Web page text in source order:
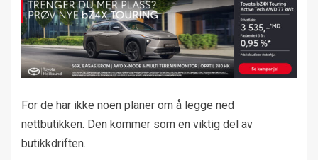
For de har ikke noen planer om å legge ned
nettbutikken. Den kommer som en viktig del av
butikkdriften.